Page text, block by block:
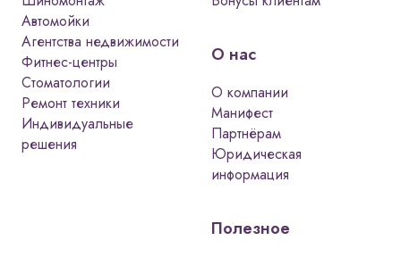
магазина необходим полный
комплект документов: юридические,
разрешительные, кадровые,
локально-нормативные и
организационные. Каждая категория
документов обязательна и должна
соответствовать актуальным
требованиям законодательства.
табачной продукции:
Автомойки
Агентства недвижимости
Фитнес-центры
Стоматологии
Ремонт техники
Индивидуальные
решения
О нас
О компании
Манифест
Партнёрам
Юридическая
информация
Полезное